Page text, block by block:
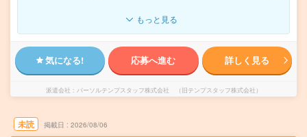
もっと見る
気になる! 応募へ進む 詳しく見る
派遣会社 パーソルテンプスタッフ株式会社 （旧テンプスタッフ株式会社）
未読 掲載日 2026/08/06